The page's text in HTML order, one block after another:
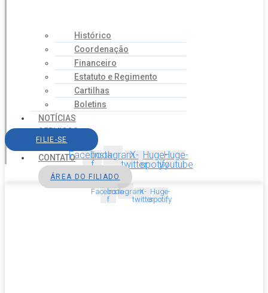
Histórico
Coordenação
Financeiro
Estatuto e Regimento
Cartilhas
Boletins
NOTÍCIAS
SERVIÇOS
AGENDA
CONTATO
FILIE-SE
Facebook-
f
InstagramX-
twitter
Huge-
spotify
Huge-
youtube
ÁREA DO FILIADO
Facebook-
f
InstagramX-
twitter
Huge-
spotify